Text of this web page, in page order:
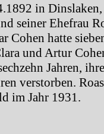
in
seiner Ehefrau
Cohen hatte
und Artur
Jahren,
verstorben.
im Jahr 1931.